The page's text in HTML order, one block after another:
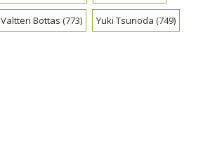
Valtteri Bottas (773) Yuki Tsunoda (749)